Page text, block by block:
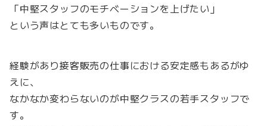
「中堅スタッフのモチベーションを上げたい」
という声はとても多いものです。
経験があり接客販売の仕事における安定感もあるがゆ
えに、
なかなか変わらないのが中堅クラスの若手スタッフで
す。